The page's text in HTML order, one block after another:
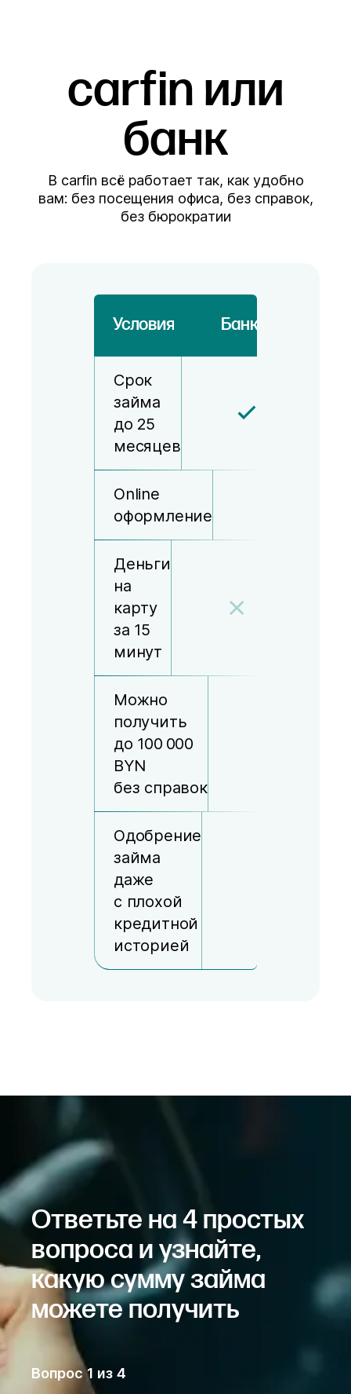
carfin или
банк
В carfin всё работает так, как удобно
вам: без посещения офиса, без справок,
без бюрократии
Условия Банк
Срок
займа
до 25
месяцев
Online
оформление
Деньги
на
карту
за 15
минут
Можно
получить
до 100 000
BYN
без справок
Одобрение
займа
даже
с плохой
кредитной
историей
Ответьте на 4 простых
вопроса и узнайте,
какую сумму займа
можете получить
Вопрос1 из 4